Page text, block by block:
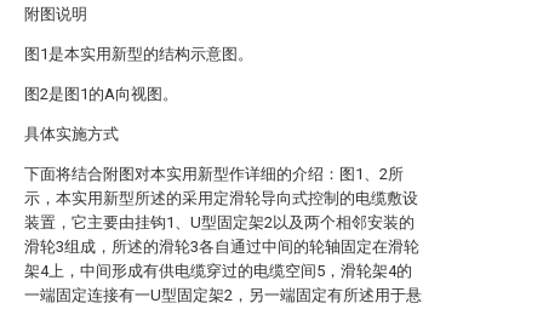
附图说明
图1是本实用新型的结构示意图。
图2是图1的A向视图。
具体实施方式
下面将结合附图对本实用新型作详细的介绍：图1、2所
示，本实用新型所述的采用定滑轮导向式控制的电缆敷设
装置，它主要由挂钩1、U型固定架2以及两个相邻安装的
滑轮3组成，所述的滑轮3各自通过中间的轮轴固定在滑轮
架4上，中间形成有供电缆穿过的电缆空间5，滑轮架4的
一端固定连接有一U型固定架2，另一端固定有所述用于悬